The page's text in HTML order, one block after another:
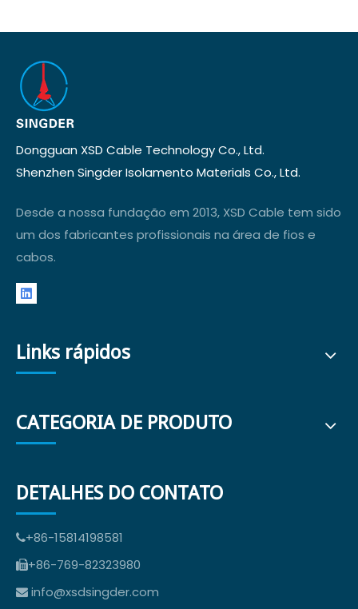
Dongguan XSD Cable Technology Co., Ltd.
Shenzhen Singder Isolamento Materials Co., Ltd.
Desde a nossa fundação em 2013, XSD Cable tem sido
um dos fabricantes profissionais na área de fios e
cabos.
Links rápidos
CATEGORIA DE PRODUTO
DETALHES DO CONTATO
+86-15814198581
+86-769-82323980
 info@xsdsingder.com